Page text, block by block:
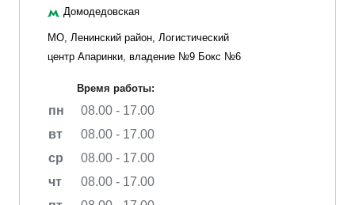
Домодедовская
МО, Ленинский район, Логистический
центр Апаринки, владение №9 Бокс №6
Время работы:
пн
08.00 - 17.00
вт
08.00 - 17.00
ср
08.00 - 17.00
чт
08.00 - 17.00